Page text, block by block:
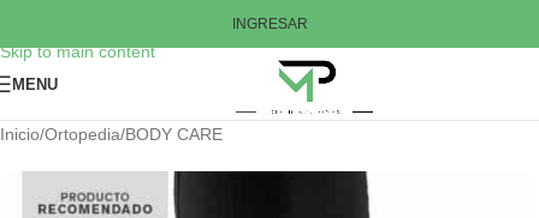
Skip to main content
INGRESAR
MENU
Inicio/Ortopedia/BODY CARE